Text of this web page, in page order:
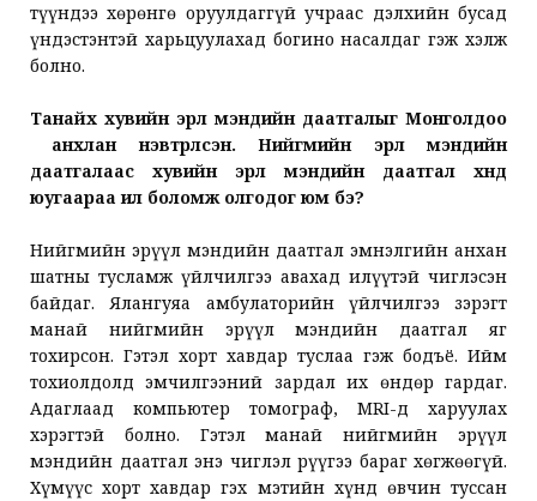
түүндээ хөрөнгө оруулдаггүй учраас дэлхийн бусад
үндэстэнтэй харьцуулахад богино насалдаг гэж хэлж
болно.
Танайх хувийн эрүүл мэндийн даатгалыг Монголдоо
анхлан нэвтрүүлсэн. Нийгмийн эрүүл мэндийн
даатгалаас хувийн эрүүл мэндийн даатгал хүнд
юугаараа илүү боломж олгодог юм бэ?
Нийгмийн эрүүл мэндийн даатгал эмнэлгийн анхан
шатны тусламж үйлчилгээ авахад илүүтэй чиглэсэн
байдаг. Ялангуяа амбулаторийн үйлчилгээ зэрэгт
манай нийгмийн эрүүл мэндийн даатгал яг
тохирсон. Гэтэл хорт хавдар туслаа гэж бодъё. Ийм
тохиолдолд эмчилгээний зардал их өндөр гардаг.
Адаглаад компьютер томограф, MRI-д харуулах
хэрэгтэй болно. Гэтэл манай нийгмийн эрүүл
мэндийн даатгал энэ чиглэл рүүгээ бараг хөгжөөгүй.
Хүмүүс хорт хавдар гэх мэтийн хүнд өвчин туссан